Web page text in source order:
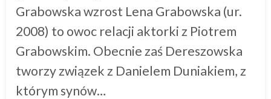
Grabowska wzrost Lena Grabowska (ur.
2008) to owoc relacji aktorki z Piotrem
Grabowskim. Obecnie zaś Dereszowska
tworzy związek z Danielem Duniakiem, z
którym synów…